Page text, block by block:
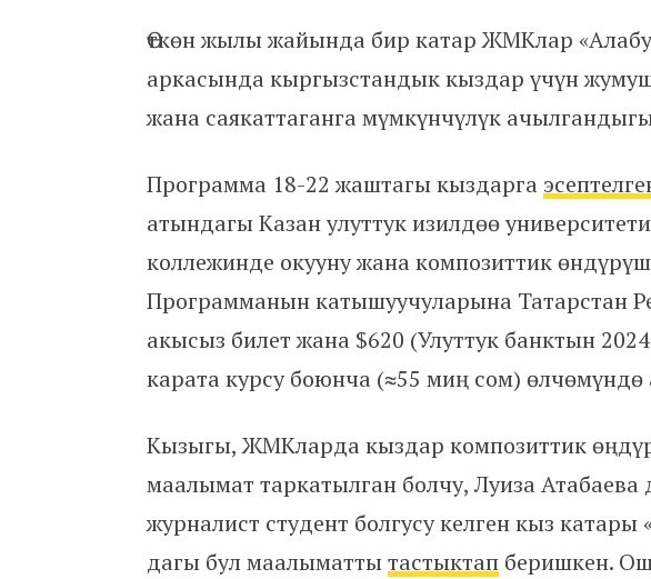
Өткөн жылы жайында бир катар ЖМКлар
аркасында кыргызстандык кыздар үчүн
жана саякаттаганга мүмкүнчүлүк
Программа 18-22 жаштагы кыздарга
атындагы Казан улуттук изилдөө
коллежинде окууну жана композиттик
Программанын катышуучуларына Татарстан
акысыз билет жана $620 (Улуттук банктын
карата курсу боюнча (≈55 миң сом) өлчөмүндө
Кызыгы, ЖМКларда кыздар композиттик
маалымат таркатылган болчу, Луиза Атабаева
журналист студент болгусу келген кыз катары
дагы бул маалыматтытастыктап беришкен.